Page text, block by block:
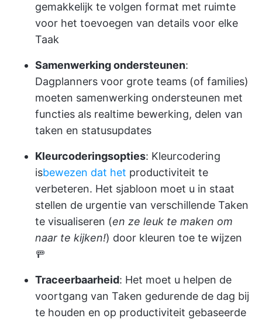
gemakkelijk te volgen format met ruimte
voor het toevoegen van details voor elke
Taak
Samenwerking ondersteunen:
Dagplanners voor grote teams (of families)
moeten samenwerking ondersteunen met
functies als realtime bewerking, delen van
taken en statusupdates
Kleurcoderingsopties: Kleurcodering
isbewezen dat het productiviteit te
verbeteren. Het sjabloon moet u in staat
stellen de urgentie van verschillende Taken
te visualiseren (en ze leuk te maken om
naar te kijken!) door kleuren toe te wijzen
🚥
Traceerbaarheid: Het moet u helpen de
voortgang van Taken gedurende de dag bij
te houden en op productiviteit gebaseerde